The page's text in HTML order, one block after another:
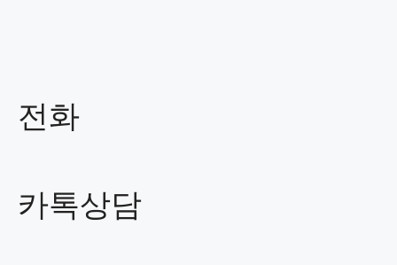
전화
카톡상담